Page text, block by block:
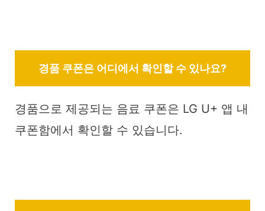
경품 쿠폰은 어디에서 확인할 수 있나요?
경품으로 제공되는 음료 쿠폰은 LG U+ 앱 내
쿠폰함에서 확인할 수 있습니다.